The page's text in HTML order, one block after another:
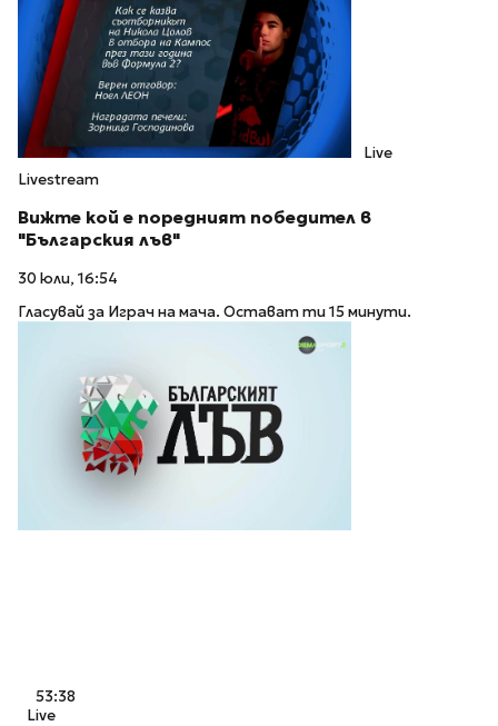
Live
Livestream
Вижте кой е поредният победител в
"Българския лъв"
30 юли, 16:54
Гласувай за Играч на мача. Остават ти 15 минути.
53:38
Live